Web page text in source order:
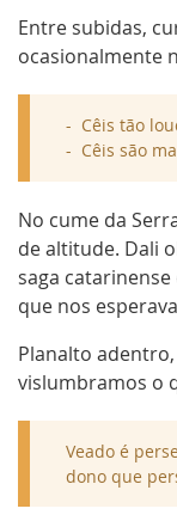
Entre subidas,
ocasionalmente
Cêis tão
Cêis são
No cume da
de altitude. Dali
saga
que nos
Planalto
vislumbramos o
Veado é
dono que